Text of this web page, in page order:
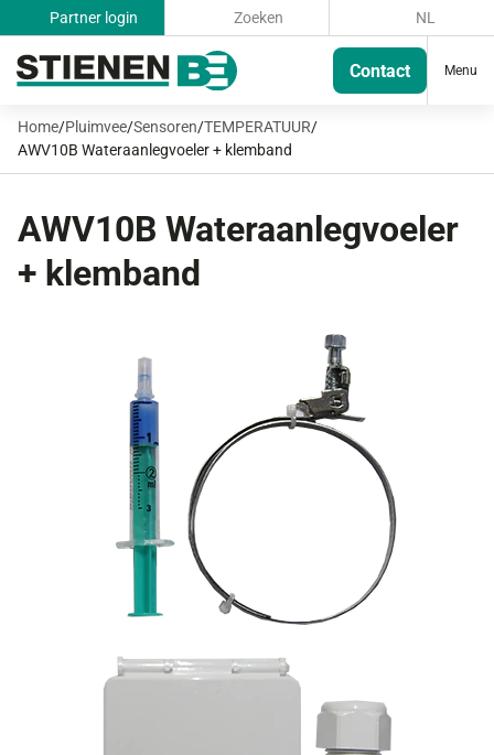
Partner login Zoeken NL
Contact Menu
Home/Pluimvee/Sensoren/TEMPERATUUR/
AWV10B Wateraanlegvoeler + klemband
AWV10B Wateraanlegvoeler
+ klemband